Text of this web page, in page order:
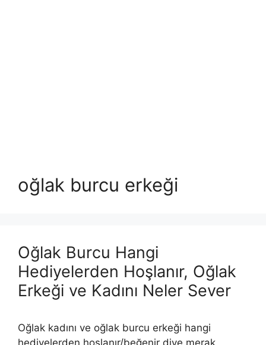
oğlak burcu erkeği
Oğlak Burcu Hangi
Hediyelerden Hoşlanır, Oğlak
Erkeği ve Kadını Neler Sever
Oğlak kadını ve oğlak burcu erkeği hangi
hediyelerden hoşlanır/beğenir diye merak